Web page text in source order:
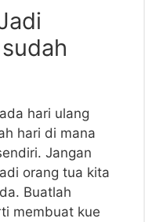
hari ulang
hari di mana
Jangan
orang tua kita
Buatlah
membuat kue